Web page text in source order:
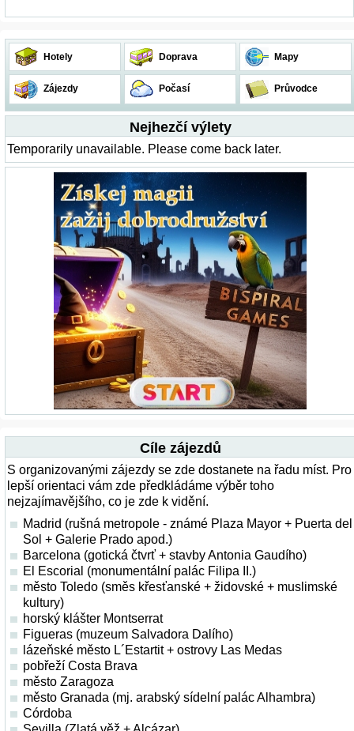
Hotely Doprava Mapy
Zájezdy Počasí Průvodce
Nejhezčí výlety
Temporarily unavailable. Please come back later.
Cíle zájezdů
S organizovanými zájezdy se zde dostanete na řadu míst. Pro
lepší orientaci vám zde předkládáme výběr toho
nejzajímavějšího, co je zde k vidění.
Madrid (rušná metropole - známé Plaza Mayor + Puerta del
Sol + Galerie Prado apod.)
Barcelona (gotická čtvrť + stavby Antonia Gaudího)
El Escorial (monumentální palác Filipa II.)
město Toledo (směs křesťanské + židovské + muslimské
kultury)
horský klášter Montserrat
Figueras (muzeum Salvadora Dalího)
lázeňské město L´Estartit + ostrovy Las Medas
pobřeží Costa Brava
město Zaragoza
město Granada (mj. arabský sídelní palác Alhambra)
Córdoba